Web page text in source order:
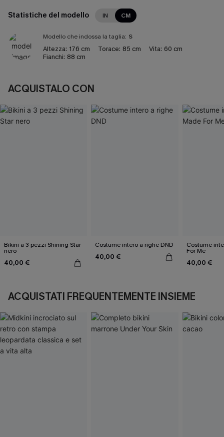
Statistiche del modello IN CM
Modello che indossa la taglia: S
Altezza: 176 cm Torace: 85 cm Vita: 60 cm
Fianchi: 88 cm
ACQUISTALO CON
Bikini a 3 pezzi Shining Star
nero
40,00 €
Costume intero a righe DND
40,00 €
Costume
For Me
40,00 €
ACQUISTATI FREQUENTEMENTE INSIEME